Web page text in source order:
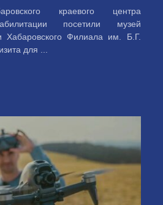
краевого центра
посетили музей
Хабаровского Филиала им. Б.Г.
для ...